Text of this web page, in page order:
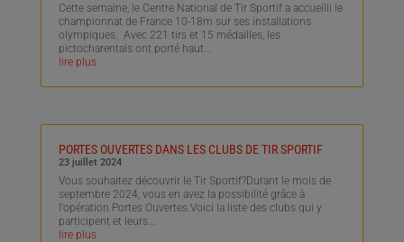
Cette semaine, le Centre National de Tir Sportif a accueilli le
championnat de France 10-18m sur ses installations
olympiques. Avec 221 tirs et 15 médailles, les
pictocharentais ont porté haut...
lire plus
PORTES OUVERTES DANS LES CLUBS DE TIR SPORTIF
23 juillet 2024
Vous souhaitez découvrir le Tir Sportif?Durant le mois de
septembre 2024, vous en avez la possibilité grâce à
l'opération Portes Ouvertes.Voici la liste des clubs qui y
participent et leurs...
lire plus